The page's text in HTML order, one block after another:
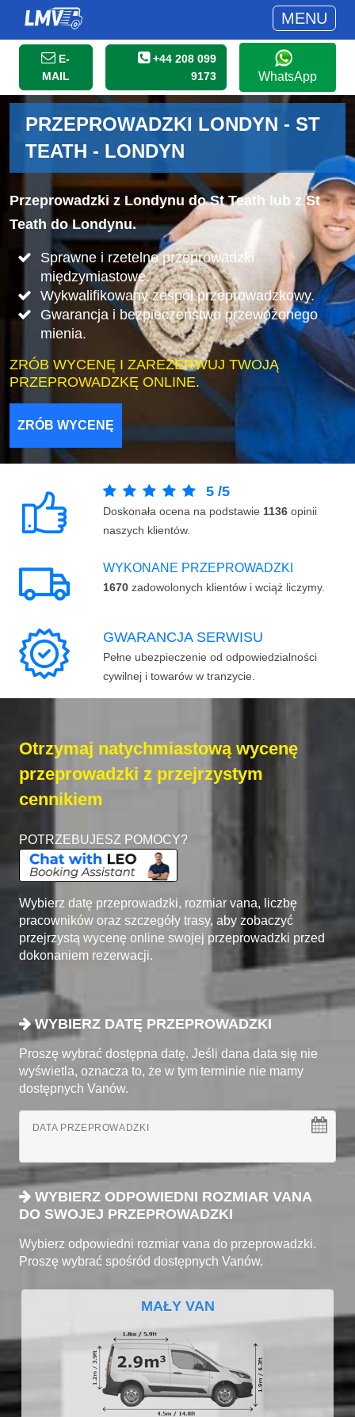
MENU
E-
MAIL
+44 208 099
9173
WhatsApp
PRZEPROWADZKI LONDYN - ST
TEATH - LONDYN
Przeprowadzki z Londynu do St Teath lub z St
Teath do Londynu.
Sprawne i rzetelne przeprowadzki
międzymiastowe.
Wykwalifikowany zespół przeprowadzkowy.
Gwarancja i bezpieczeństwo przewożonego
mienia.
ZRÓB WYCENĘ I ZAREZERWUJ TWOJĄ
PRZEPROWADZKĘ ONLINE.
ZRÓB WYCENĘ
5 /5
Doskonała ocena na podstawie 1136 opinii
naszych klientów.
WYKONANE PRZEPROWADZKI
1670 zadowolonych klientów i wciąż liczymy.
GWARANCJA SERWISU
Pełne ubezpieczenie od odpowiedzialności
cywilnej i towarów w tranzycie.
Otrzymaj natychmiastową wycenę
przeprowadzki z przejrzystym
cennikiem
POTRZEBUJESZ POMOCY?
Wybierz datę przeprowadzki, rozmiar vana, liczbę
pracowników oraz szczegóły trasy, aby zobaczyć
przejrzystą wycenę online swojej przeprowadzki przed
dokonaniem rezerwacji.
WYBIERZ DATĘ PRZEPROWADZKI
Proszę wybrać dostępna datę. Jeśli dana data się nie
wyświetla, oznacza to, że w tym terminie nie mamy
dostępnych Vanów.
DATA PRZEPROWADZKI
WYBIERZ ODPOWIEDNI ROZMIAR VANA
DO SWOJEJ PRZEPROWADZKI
Wybierz odpowiedni rozmiar vana do przeprowadzki.
Proszę wybrać spośród dostępnych Vanów.
MAŁY VAN